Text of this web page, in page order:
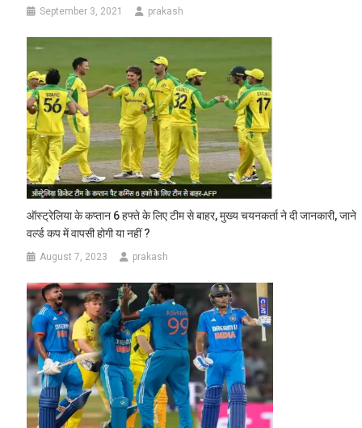
September 3, 2021 prakash
ऑस्ट्रेलिया के कप्तान 6 हफ्ते के लिए टीम से बाहर, मुख्य चयनकर्ता ने दी जानकारी, जाने
वर्ल्ड कप में वापसी होगी या नहीं ?
August 7, 2023 prakash